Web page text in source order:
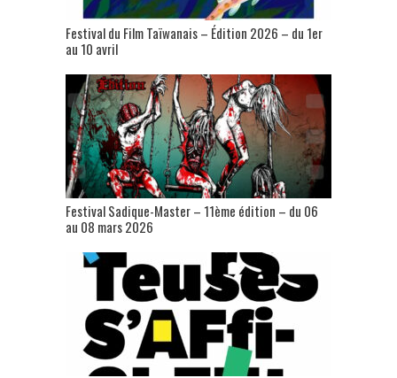
Festival du Film Taïwanais – Édition 2026 – du 1er
au 10 avril
Festival Sadique-Master – 11ème édition – du 06
au 08 mars 2026